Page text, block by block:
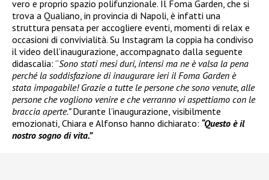
vero e proprio spazio polifunzionale. Il Foma Garden, che si
trova a Qualiano, in provincia di Napoli, è infatti una
struttura pensata per accogliere eventi, momenti di relax e
occasioni di convivialità. Su Instagram la coppia ha condiviso
il video dell’inaugurazione, accompagnato dalla seguente
didascalia: “Sono stati mesi duri, intensi ma ne è valsa la pena
perché la soddisfazione di inaugurare ieri il Foma Garden è
stata impagabile! Grazie a tutte le persone che sono venute, alle
persone che vogliono venire e che verranno vi aspettiamo con le
braccia aperte.”Durante l’inaugurazione, visibilmente
emozionati, Chiara e Alfonso hanno dichiarato: “Questo è il
nostro sogno di vita.”